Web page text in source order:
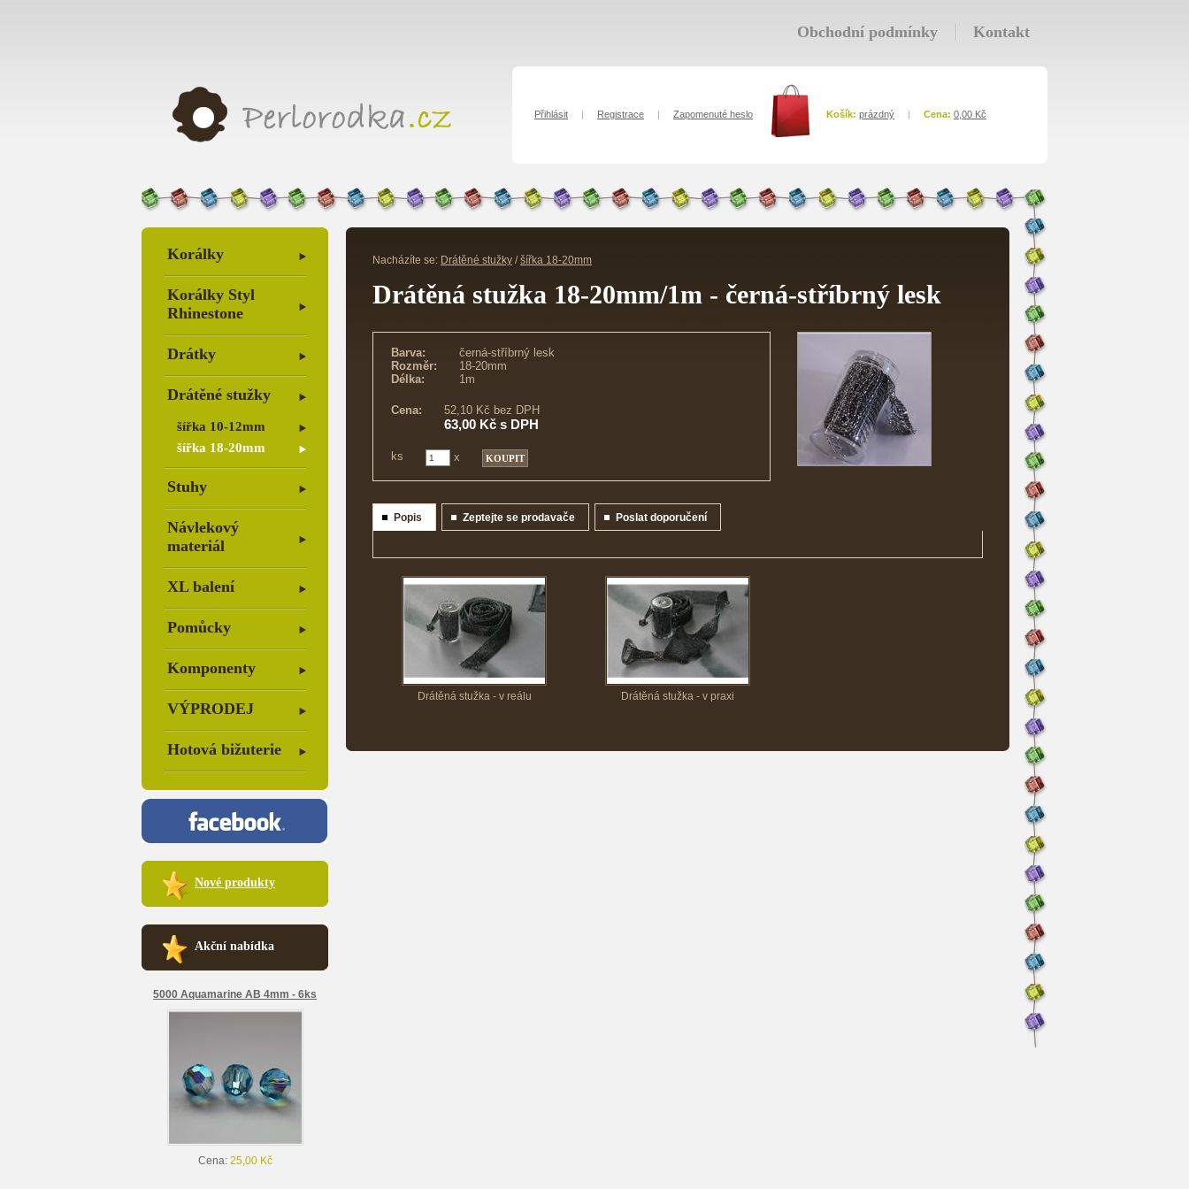
Obchodní podmínky Kontakt
Přihlásit | Registrace | Zapomenuté heslo Košík: prázdný | Cena: 0,00 Kč
Korálky
Korálky Styl
Rhinestone
Drátky
Drátěné stužky
šířka 10-12mm
šířka 18-20mm
Stuhy
Návlekový
materiál
XL balení
Pomůcky
Komponenty
VÝPRODEJ
Hotová bižuterie
Nové produkty
Akční nabídka
5000 Aquamarine AB 4mm - 6ks
Cena: 25,00 Kč
Nacházíte se: Drátěné stužky /šířka 18-20mm
Drátěná stužka 18-20mm/1m - černá-stříbrný lesk
Barva:
Rozměr:
Délka:
černá-stříbrný lesk
18-20mm
1m
Cena: 52,10 Kč bez DPH
63,00 Kč s DPH
ks x
Popis Zeptejte se prodavače Poslat doporučení
Drátěná stužka - v reálu Drátěná stužka - v praxi